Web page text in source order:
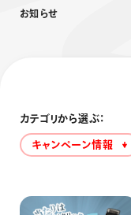
ブラ
その
採
運
お知 らせ
カテゴリから選ぶ：
キャンペーン情報